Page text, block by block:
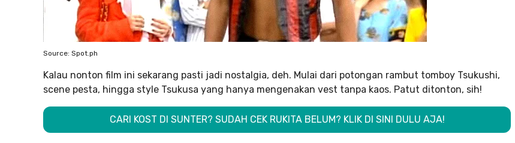
Source: Spot.ph
Kalau nonton film ini sekarang pasti jadi nostalgia, deh. Mulai dari potongan rambut tomboy Tsukushi,
scene pesta, hingga style Tsukusa yang hanya mengenakan vest tanpa kaos. Patut ditonton, sih!
CARI KOST DI SUNTER? SUDAH CEK RUKITA BELUM? KLIK DI SINI DULU AJA!